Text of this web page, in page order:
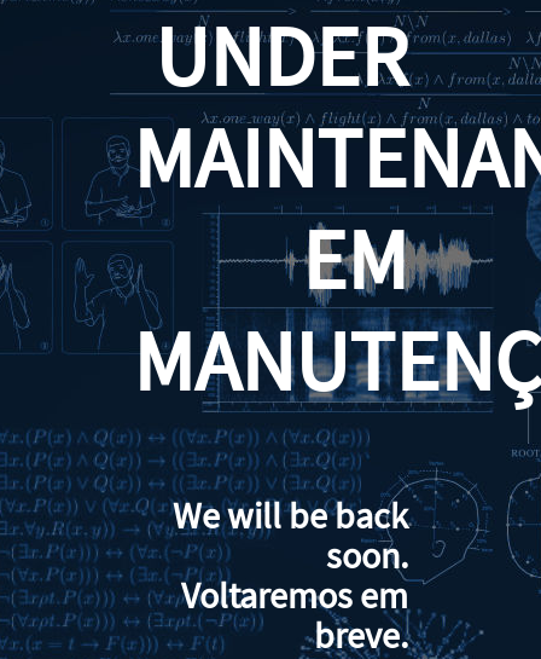
UNDER
EM
We will be back
soon.
Voltaremos em
breve.